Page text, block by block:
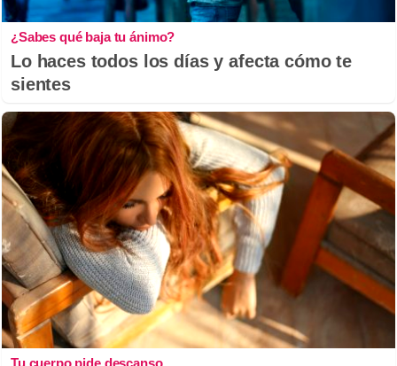
¿Sabes qué baja tu ánimo?
Lo haces todos los días y afecta cómo te
sientes
Tu cuerpo pide descanso